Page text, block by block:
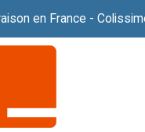
en France -